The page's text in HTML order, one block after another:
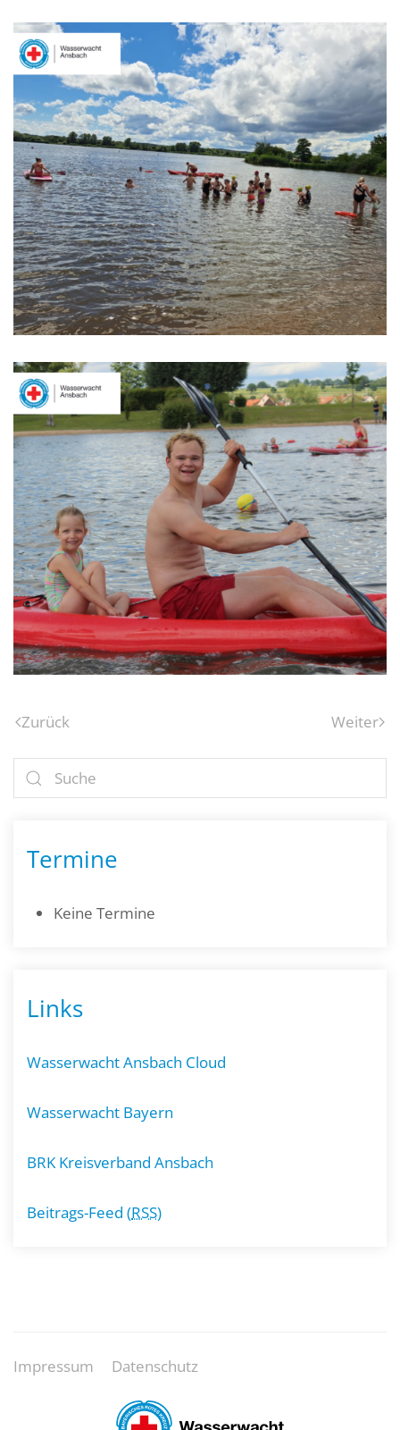
Zurück Weiter
Termine
Keine Termine
Links
Wasserwacht Ansbach Cloud
Wasserwacht Bayern
BRK Kreisverband Ansbach
Beitrags-Feed (RSS)
Impressum Datenschutz